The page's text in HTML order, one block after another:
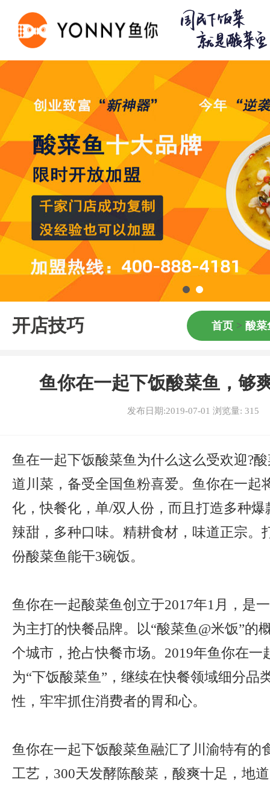
开店技巧 首页 > 酸菜
鱼你在一起下饭酸菜鱼，够
发布日期:2019-07-01 浏览量: 315
鱼在一起下饭酸菜鱼为什么这么受欢迎?
道川菜，备受全国鱼粉喜爱。鱼你在一起
化，快餐化，单/双人份，而且打造多种
辣甜，多种口味。精耕食材，味道正宗。
份酸菜鱼能干3碗饭。
鱼你在一起酸菜鱼创立于2017年1月，是
为主打的快餐品牌。以“酸菜鱼@米饭”的
个城市，抢占快餐市场。2019年鱼你在一
为“下饭酸菜鱼”，继续在快餐领域细分品
性，牢牢抓住消费者的胃和心。
鱼你在一起下饭酸菜鱼融汇了川渝特有的
工艺，300天发酵陈酸菜，酸爽十足，地